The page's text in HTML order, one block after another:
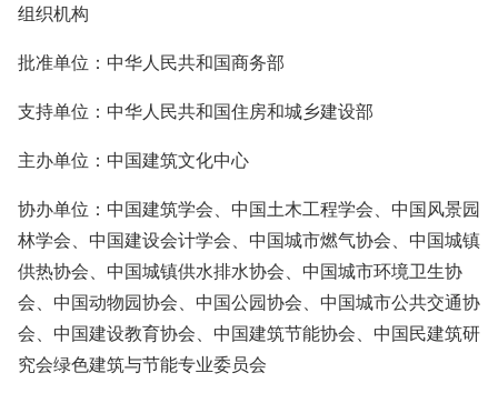
组织机构
批准单位：中华人民共和国商务部
支持单位：中华人民共和国住房和城乡建设部
主办单位：中国建筑文化中心
协办单位：中国建筑学会、中国土木工程学会、中国风景园
林学会、中国建设会计学会、中国城市燃气协会、中国城镇
供热协会、中国城镇供水排水协会、中国城市环境卫生协
会、中国动物园协会、中国公园协会、中国城市公共交通协
会、中国建设教育协会、中国建筑节能协会、中国民建筑研
究会绿色建筑与节能专业委员会